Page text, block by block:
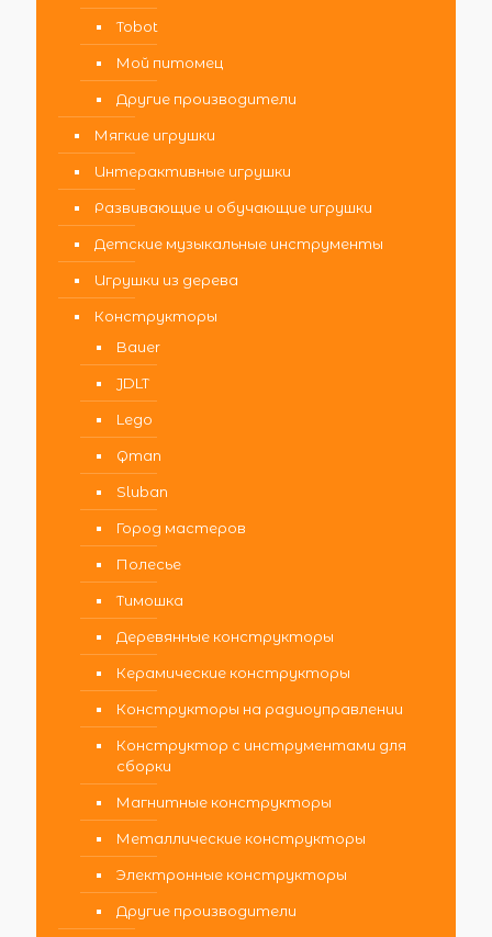
Tobot
Мой питомец
Другие производители
Мягкие игрушки
Интерактивные игрушки
Развивающие и обучающие игрушки
Детские музыкальные инструменты
Игрушки из дерева
Конструкторы
Bauer
JDLT
Lego
Qman
Sluban
Город мастеров
Полесье
Тимошка
Деревянные конструкторы
Керамические конструкторы
Конструкторы на радиоуправлении
Конструктор с инструментами для
сборки
Магнитные конструкторы
Металлические конструкторы
Электронные конструкторы
Другие производители